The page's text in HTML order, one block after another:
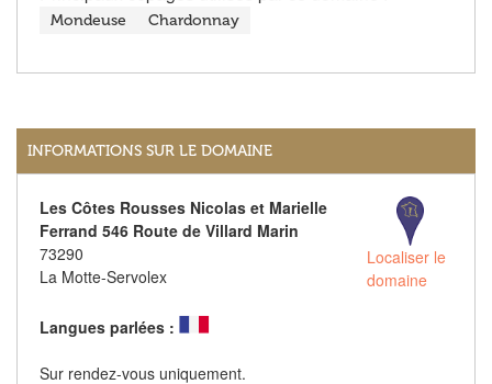
Mondeuse Chardonnay
INFORMATIONS SUR LE DOMAINE
Les Côtes Rousses Nicolas et Marielle
Ferrand 546 Route de Villard Marin
73290
La Motte-Servolex
Localiser le
domaine
Langues parlées :
Sur rendez-vous uniquement.